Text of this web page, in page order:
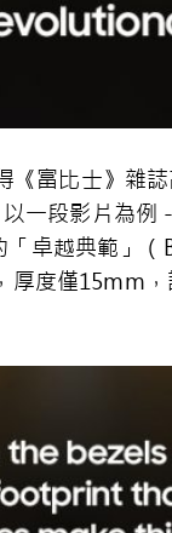
《富比士》雜
一段影片為
「卓越典範」（
厚度僅15mm